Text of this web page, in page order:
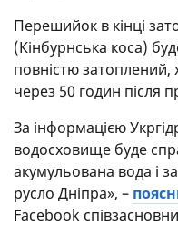
Перешийок в кінці
(Кінбурнська коса)
повністю
через 50 годин після
За інформацією
водосховище буде
акумульована вода і
русло Дніпра», –
Facebook